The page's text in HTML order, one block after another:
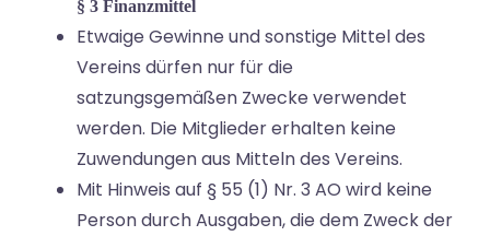
§ 3 Finanzmittel
Etwaige Gewinne und sonstige Mittel des
Vereins dürfen nur für die
satzungsgemäßen Zwecke verwendet
werden. Die Mitglieder erhalten keine
Zuwendungen aus Mitteln des Vereins.
Mit Hinweis auf § 55 (1) Nr. 3 AO wird keine
Person durch Ausgaben, die dem Zweck der